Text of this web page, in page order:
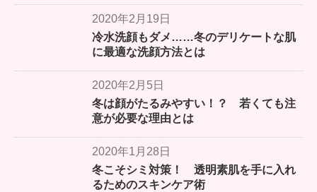
2020年2月19日
冷水洗顔もダメ……冬のデリケートな肌
に最適な洗顔方法とは
2020年2月5日
冬は顔がたるみやすい！？ 若くても注
意が必要な理由とは
2020年1月28日
冬こそシミ対策！ 透明素肌を手に入れ
るためのスキンケア術